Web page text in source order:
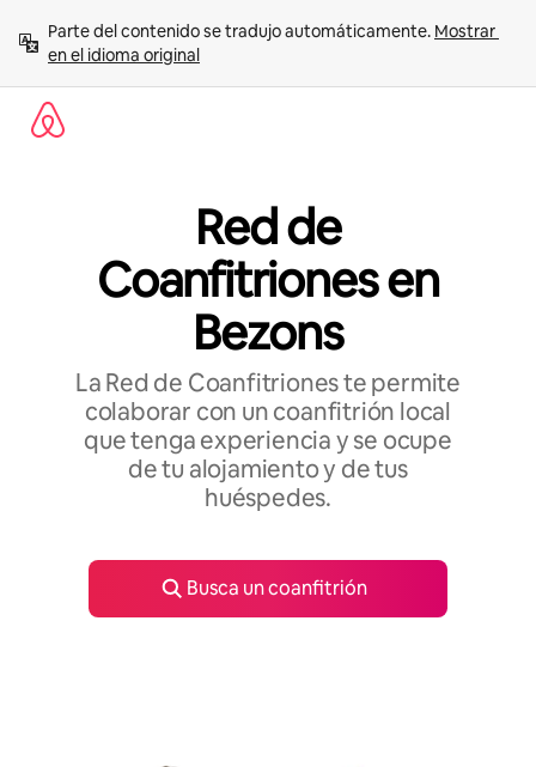
contenido
Parte del contenido se tradujo automáticamente. Mostrar
en el idioma original
Red de
Coanfitriones en
Bezons
La Red de Coanfitriones te permite
colaborar con un coanfitrión local
que tenga experiencia y se ocupe
de tu alojamiento y de tus
huéspedes.
Busca un coanfitrión